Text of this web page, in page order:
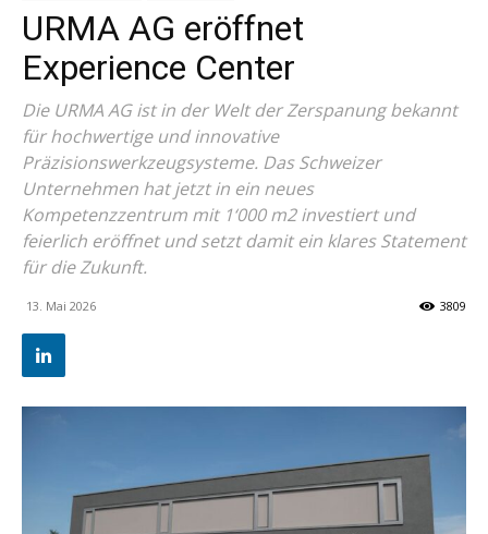
URMA AG eröffnet
Experience Center
Die URMA AG ist in der Welt der Zerspanung bekannt
für hochwertige und innovative
Präzisionswerkzeugsysteme. Das Schweizer
Unternehmen hat jetzt in ein neues
Kompetenzzentrum mit 1‘000 m2 investiert und
feierlich eröffnet und setzt damit ein klares Statement
für die Zukunft.
13. Mai 2026 3809